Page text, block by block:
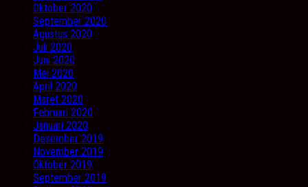
Oktober 2020
September 2020
Agustus 2020
Juli 2020
Juni 2020
Mei 2020
April 2020
Maret 2020
Februari 2020
Januari 2020
Desember 2019
November 2019
Oktober 2019
September 2019